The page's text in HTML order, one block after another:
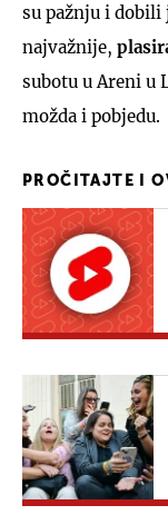
su pažnju i dobili
najvažnije,
subotu u Areni u
možda i pobjedu.
PROČITAJTE I